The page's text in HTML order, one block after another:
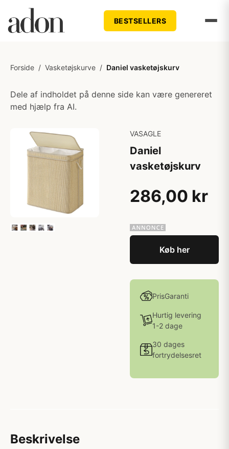
BESTSELLERS
Forside / Vasketøjskurve / Daniel vasketøjskurv
Dele af indholdet på denne side kan være genereret
med hjælp fra AI.
VASAGLE
Daniel
vasketøjskurv
286,00 kr
Køb her
PrisGaranti
Hurtig levering
1-2 dage
30 dages
fortrydelsesret
Beskrivelse